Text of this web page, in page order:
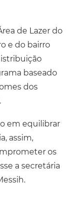
de Lazer do
e do bairro
baseado
dos
em equilibrar
assim,
os
a secretária